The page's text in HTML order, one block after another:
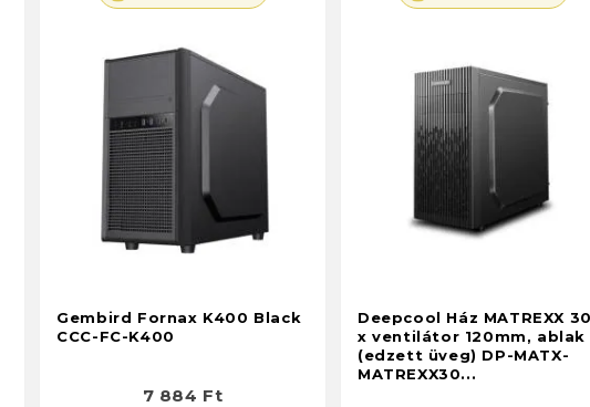
Gembird Fornax K400 Black
CCC-FC-K400
7 884 Ft
Deepcool Ház MATREXX
x ventilátor 120mm, ablak
(edzett üveg) DP-MATX-
MATREXX30...